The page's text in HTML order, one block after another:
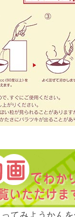
てみようかん